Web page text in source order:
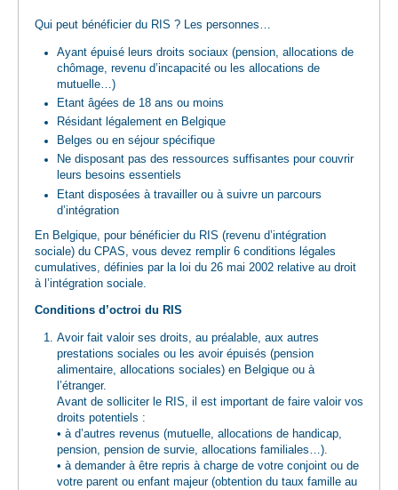
Qui peut bénéficier du RIS ? Les personnes…
Ayant épuisé leurs droits sociaux (pension, allocations de
chômage, revenu d’incapacité ou les allocations de
mutuelle…)
Etant âgées de 18 ans ou moins
Résidant légalement en Belgique
Belges ou en séjour spécifique
Ne disposant pas des ressources suffisantes pour couvrir
leurs besoins essentiels
Etant disposées à travailler ou à suivre un parcours
d’intégration
En Belgique, pour bénéficier du RIS (revenu d’intégration
sociale) du CPAS, vous devez remplir 6 conditions légales
cumulatives, définies par la loi du 26 mai 2002 relative au droit
à l’intégration sociale.
Conditions d’octroi du RIS
Avoir fait valoir ses droits, au préalable, aux autres
prestations sociales ou les avoir épuisés (pension
alimentaire, allocations sociales) en Belgique ou à
l’étranger.
Avant de solliciter le RIS, il est important de faire valoir vos
droits potentiels :
• à d’autres revenus (mutuelle, allocations de handicap,
pension, pension de survie, allocations familiales…).
• à demander à être repris à charge de votre conjoint ou de
votre parent ou enfant majeur (obtention du taux famille au